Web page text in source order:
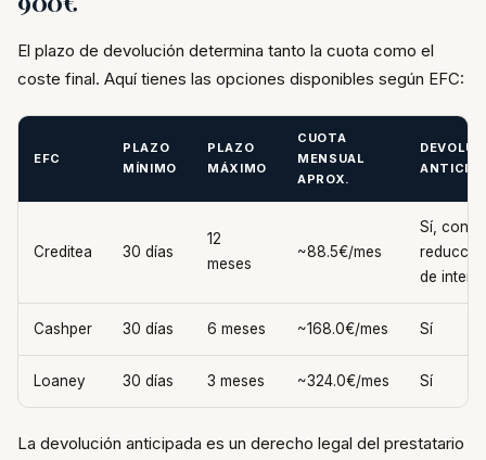
El plazo de devolución determina tanto la cuota como el
coste final. Aquí tienes las opciones disponibles según EFC:
EFC
PLAZO
MÍNIMO
PLAZO
MÁXIMO
CUOTA
MENSUAL
APROX.
Creditea 30 días
12
meses
~88.5€/mes
Sí, con
de
Cashper 30 días 6 meses ~168.0€/mes Sí
Loaney 30 días 3 meses ~324.0€/mes Sí
La devolución anticipada es un derecho legal del prestatario